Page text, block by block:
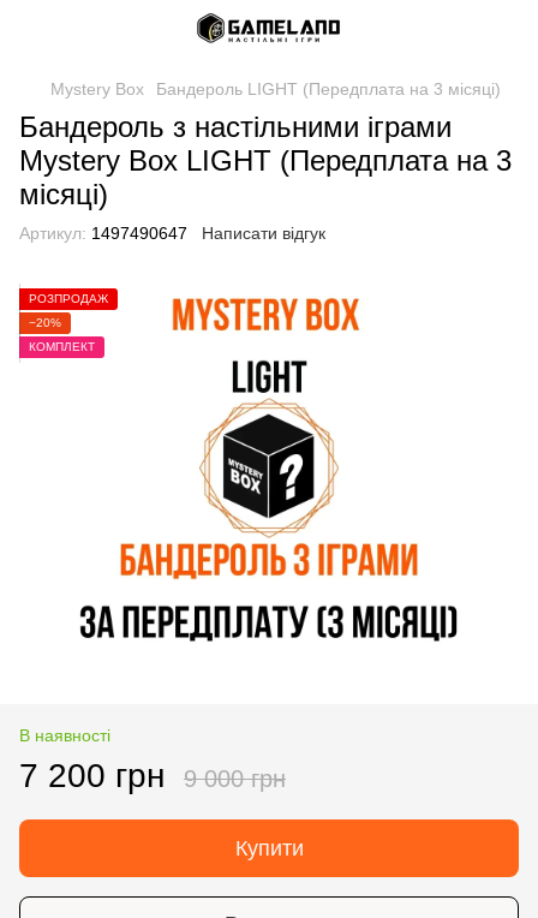
Mystery Box Бандероль LIGHT (Передплата на 3 місяці)
Бандероль з настільними іграми
Mystery Box LIGHT (Передплата на 3
місяці)
Артикул: 1497490647 Написати відгук
РОЗПРОДАЖ
−20%
КОМПЛЕКТ
В наявності
7 200 грн 9 000 грн
Купити